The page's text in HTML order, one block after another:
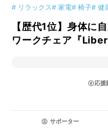
# リラックス# 家電# 椅子# 健
【歴代1位】身体に
ワークチェア『
応援
サポーター